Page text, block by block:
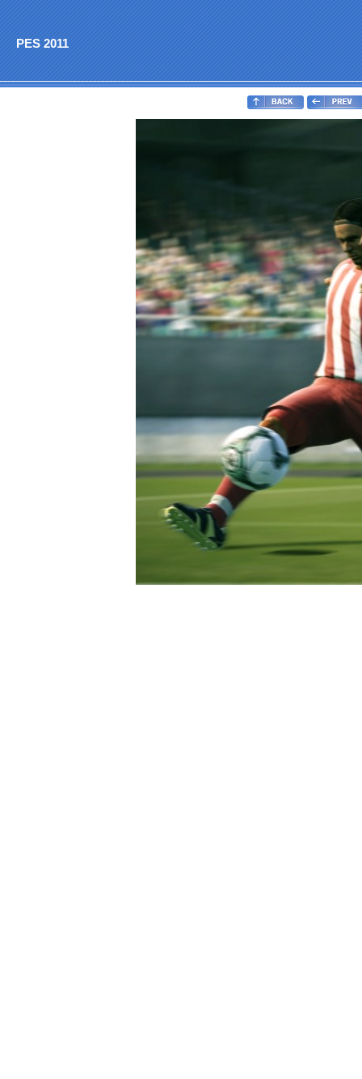
PES 2011